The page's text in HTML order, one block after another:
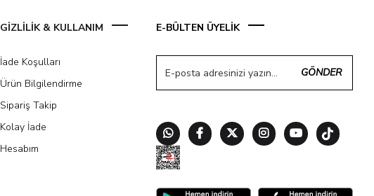
GİZLİLİK & KULLANIM
İade Koşulları
Ürün Bilgilendirme
Sipariş Takip
Kolay İade
Hesabım
E-BÜLTEN ÜYELİK
GÖNDER